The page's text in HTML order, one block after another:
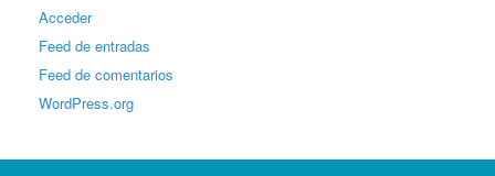
Acceder
Feed de entradas
Feed de comentarios
WordPress.org